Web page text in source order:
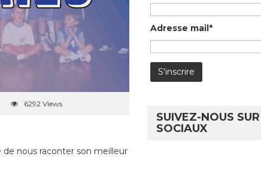
6292 Views
nous raconter son meilleur
Adresse mail*
SUIVEZ-NOUS
SOCIAUX